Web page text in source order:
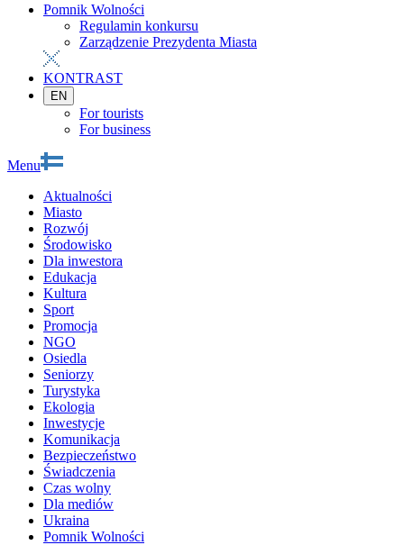
Pomnik Wolności
Regulamin konkursu
Zarządzenie Prezydenta Miasta
KONTRAST
EN
For tourists
For business
Menu
Aktualności
Miasto
Rozwój
Środowisko
Dla inwestora
Edukacja
Kultura
Sport
Promocja
NGO
Osiedla
Seniorzy
Turystyka
Ekologia
Inwestycje
Komunikacja
Bezpieczeństwo
Świadczenia
Czas wolny
Dla mediów
Ukraina
Pomnik Wolności